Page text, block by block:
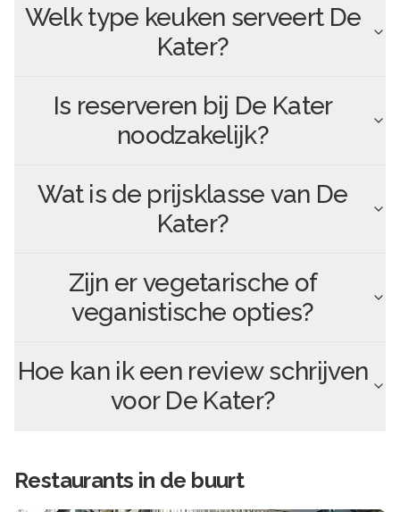
Welk type keuken serveert De
Kater?
Is reserveren bij De Kater
noodzakelijk?
Wat is de prijsklasse van De
Kater?
Zijn er vegetarische of
veganistische opties?
Hoe kan ik een review schrijven
voor De Kater?
Restaurants in de buurt